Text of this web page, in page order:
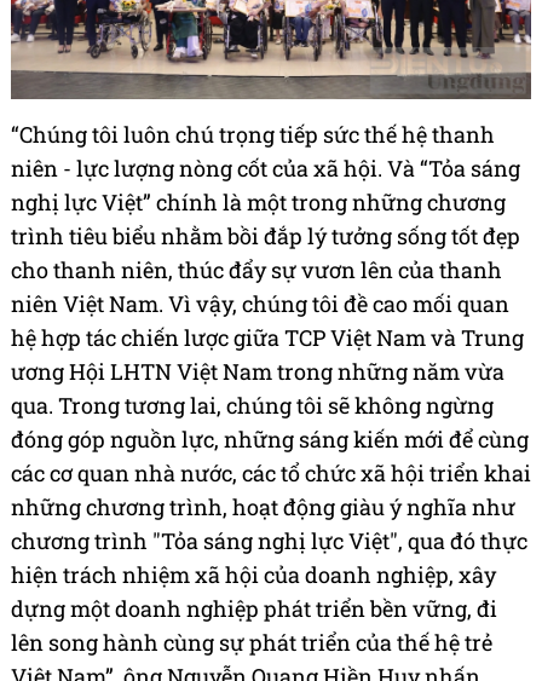
“Chúng tôi luôn chú trọng tiếp sức thế hệ thanh
niên - lực lượng nòng cốt của xã hội. Và “Tỏa sáng
nghị lực Việt” chính là một trong những chương
trình tiêu biểu nhằm bồi đắp lý tưởng sống tốt đẹp
cho thanh niên, thúc đẩy sự vươn lên của thanh
niên Việt Nam. Vì vậy, chúng tôi đề cao mối quan
hệ hợp tác chiến lược giữa TCP Việt Nam và Trung
ương Hội LHTN Việt Nam trong những năm vừa
qua. Trong tương lai, chúng tôi sẽ không ngừng
đóng góp nguồn lực, những sáng kiến mới để cùng
các cơ quan nhà nước, các tổ chức xã hội triển khai
những chương trình, hoạt động giàu ý nghĩa như
chương trình "Tỏa sáng nghị lực Việt", qua đó thực
hiện trách nhiệm xã hội của doanh nghiệp, xây
dựng một doanh nghiệp phát triển bền vững, đi
lên song hành cùng sự phát triển của thế hệ trẻ